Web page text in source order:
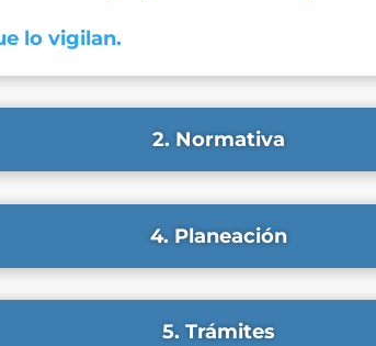
lo vigilan.
2. Normativa
4. Planeación
5. Trámites